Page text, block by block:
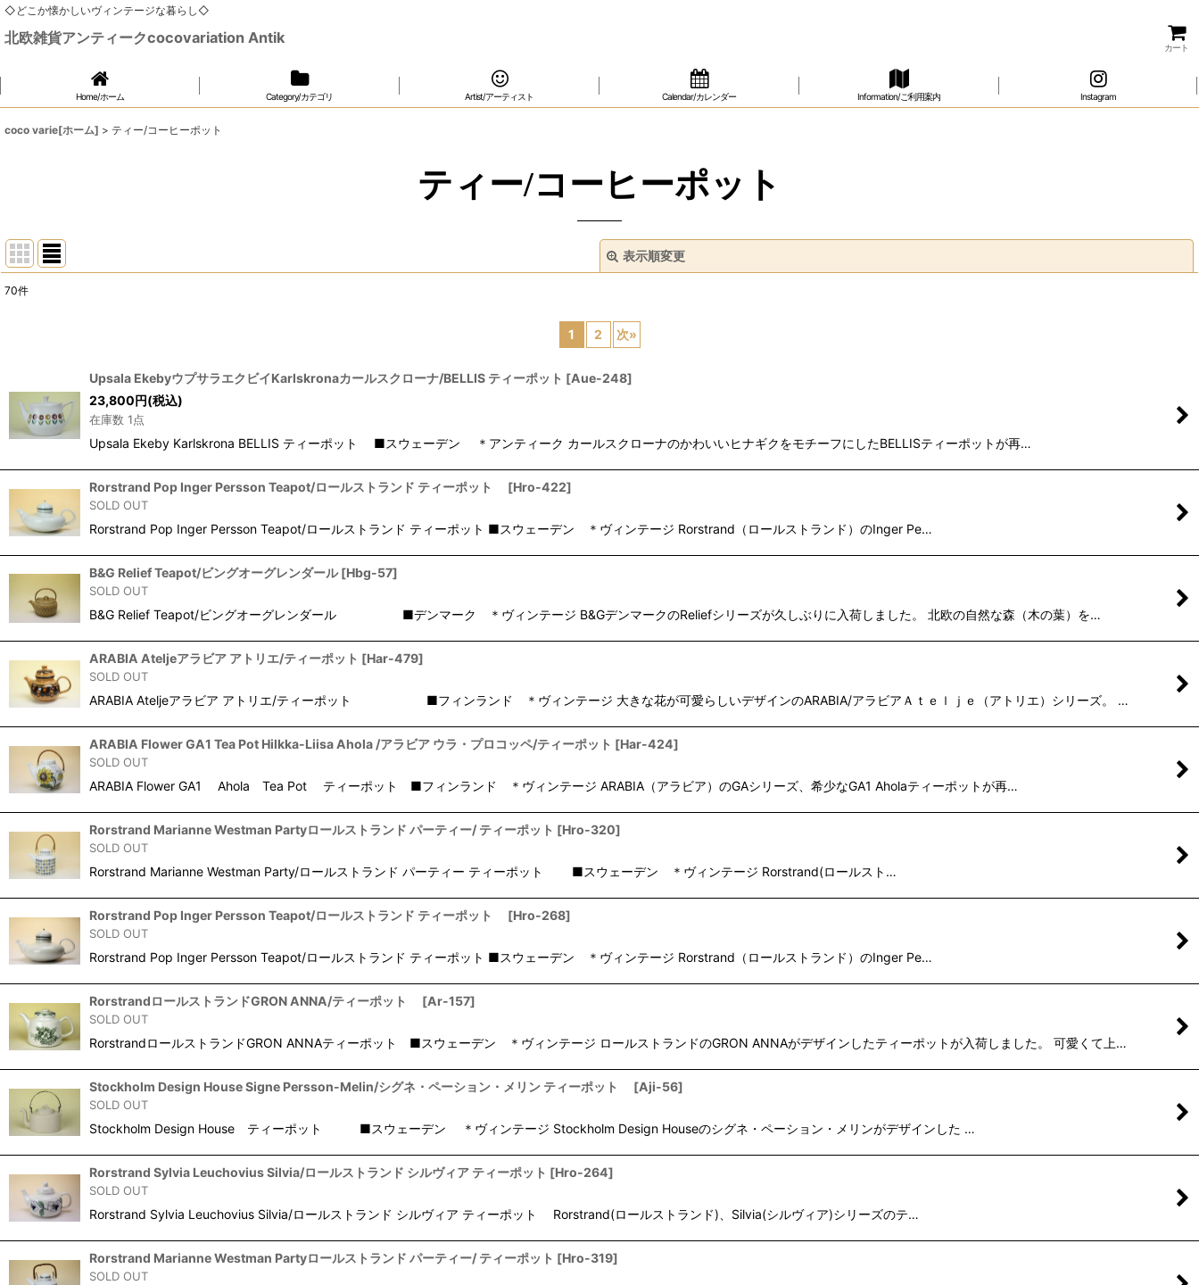
◇どこか懐かしいヴィンテージな暮らし◇
北欧雑貨アンティークcocovariation Antik
カート
Home/ホーム Category/カテゴリ Artist/アーティスト Calendar/カレンダー Information/ご利用案内 Instagram
coco varie[ホーム] > ティー/コーヒーポット
ティー/コーヒーポット
表示順変更
並び順:
絞り込む
70件
1 2 次»
Upsala EkebyウプサラエクビイKarlskronaカールスクローナ/BELLIS ティーポット [Aue-248]
23,800円(税込)
在庫数 1点
Upsala Ekeby Karlskrona BELLIS ティーポット ■スウェーデン ＊アンティーク カールスクローナのかわいいヒナギクをモチーフにしたBELLISティーポットが再…
Rorstrand Pop Inger Persson Teapot/ロールストランド ティーポット [Hro-422]
SOLD OUT
Rorstrand Pop Inger Persson Teapot/ロールストランド ティーポット ■スウェーデン ＊ヴィンテージ Rorstrand（ロールストランド）のInger Pe…
B&G Relief Teapot/ビングオーグレンダール [Hbg-57]
SOLD OUT
B&G Relief Teapot/ビングオーグレンダール ■デンマーク ＊ヴィンテージ B&GデンマークのReliefシリーズが久しぶりに入荷しました。 北欧の自然な森（木の葉）を…
ARABIA Ateljeアラビア アトリエ/ティーポット [Har-479]
SOLD OUT
ARABIA Ateljeアラビア アトリエ/ティーポット ■フィンランド ＊ヴィンテージ 大きな花が可愛らしいデザインのARABIA/アラビアＡｔｅｌｊｅ（アトリエ）シリーズ。 …
ARABIA Flower GA1 Tea Pot Hilkka-Liisa Ahola /アラビア ウラ・プロコッペ/ティーポット [Har-424]
SOLD OUT
ARABIA Flower GA1 Ahola Tea Pot ティーポット ■フィンランド ＊ヴィンテージ ARABIA（アラビア）のGAシリーズ、希少なGA1 Aholaティーポットが再…
Rorstrand Marianne Westman Partyロールストランド パーティー/ ティーポット [Hro-320]
SOLD OUT
Rorstrand Marianne Westman Party/ロールストランド パーティー ティーポット ■スウェーデン ＊ヴィンテージ Rorstrand(ロールスト…
Rorstrand Pop Inger Persson Teapot/ロールストランド ティーポット [Hro-268]
SOLD OUT
Rorstrand Pop Inger Persson Teapot/ロールストランド ティーポット ■スウェーデン ＊ヴィンテージ Rorstrand（ロールストランド）のInger Pe…
RorstrandロールストランドGRON ANNA/ティーポット [Ar-157]
SOLD OUT
RorstrandロールストランドGRON ANNAティーポット ■スウェーデン ＊ヴィンテージ ロールストランドのGRON ANNAがデザインしたティーポットが入荷しました。 可愛くて上…
Stockholm Design House Signe Persson-Melin/シグネ・ペーション・メリン ティーポット [Aji-56]
SOLD OUT
Stockholm Design House ティーポット ■スウェーデン ＊ヴィンテージ Stockholm Design Houseのシグネ・ペーション・メリンがデザインした …
Rorstrand Sylvia Leuchovius Silvia/ロールストランド シルヴィア ティーポット [Hro-264]
SOLD OUT
Rorstrand Sylvia Leuchovius Silvia/ロールストランド シルヴィア ティーポット Rorstrand(ロールストランド)、Silvia(シルヴィア)シリーズのテ…
Rorstrand Marianne Westman Partyロールストランド パーティー/ ティーポット [Hro-319]
SOLD OUT